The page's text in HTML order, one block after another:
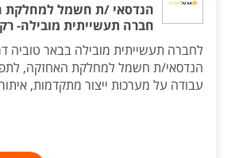
הנדסאי /ת חשמל למחלקת
חברה תעשייתית מובילה-
לחברה תעשייתית מובילה בבאר טוביה
הנדסאי/ת חשמל למחלקת האחזקה,
עבודה על מערכות ייצור מתקדמות,